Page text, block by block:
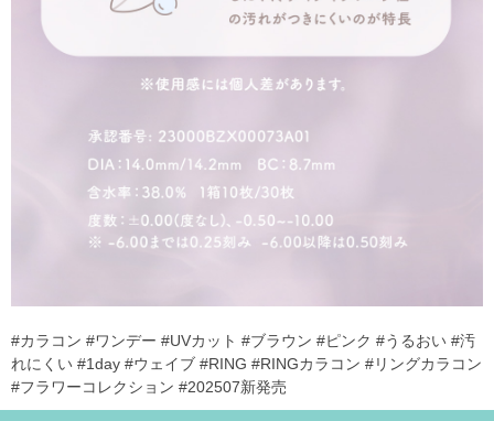
#カラコン #ワンデー #UVカット #ブラウン #ピンク #うるおい #汚
れにくい #1day #ウェイブ #RING #RINGカラコン #リングカラコン
#フラワーコレクション #202507新発売